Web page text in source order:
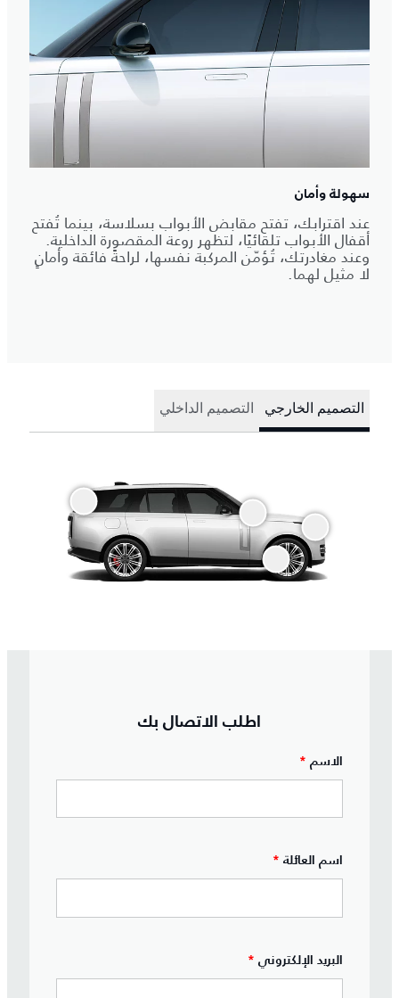
سهولة وأمان
عند اقترابك، تفتح مقابض الأبواب بسلاسة، بينما تُفتح
أقفال الأبواب تلقائيًا، لتظهر روعة المقصورة الداخلية.
وعند مغادرتك، تُؤمّن المركبة نفسها، لراحةً فائقة وأمانٍ
لا مثيل لهما.
التصميم الخارجي التصميم الداخلي
اطلب الاتصال بك
الاسم *
اسم العائلة *
البريد الإلكتروني *